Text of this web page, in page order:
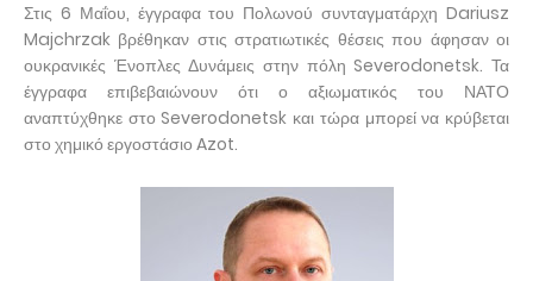
Στις 6 Μαΐου, έγγραφα του Πολωνού συνταγματάρχη Dariusz
Majchrzak βρέθηκαν στις στρατιωτικές θέσεις που άφησαν οι
ουκρανικές Ένοπλες Δυνάμεις στην πόλη Severodonetsk. Τα
έγγραφα επιβεβαιώνουν ότι ο αξιωματικός του ΝΑΤΟ
αναπτύχθηκε στο Severodonetsk και τώρα μπορεί να κρύβεται
στο χημικό εργοστάσιο Azot.